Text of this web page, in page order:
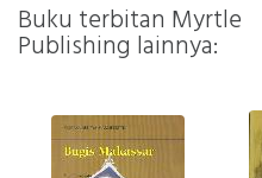
Buku terbitan Myrtle
Publishing lainnya: